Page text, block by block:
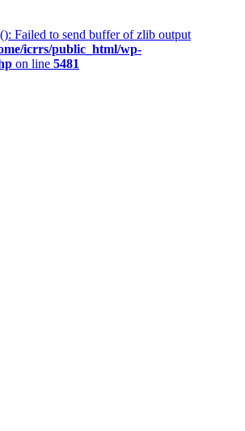
Failed to send buffer of zlib output
icrrs/public_html/wp-
on line 5481